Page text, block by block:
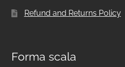
Refund and Returns Policy
Forma scala